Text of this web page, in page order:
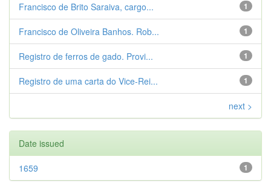
1
Francisco de Brito Saraiva, cargo...
1
Francisco de Oliveira Banhos. Rob...
1
Registro de ferros de gado. Provi...
1
Registro de uma carta do Vice-Rei...
next >
Date issued
1
1659